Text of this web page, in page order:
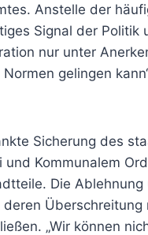
Anstelle der
Signal der Politik
nur unter
gelingen
Sicherung des
Kommunalem
Die Ablehnung
Überschreitung
„Wir können